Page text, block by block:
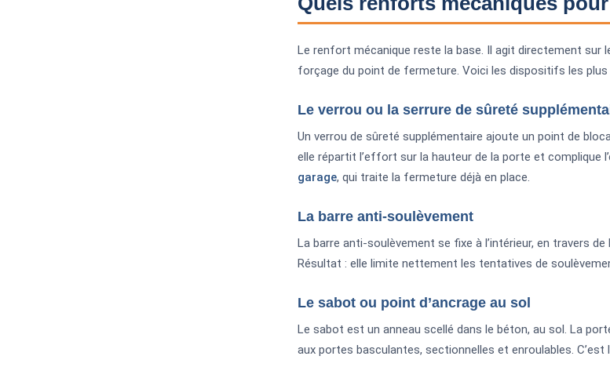
Le renfort mécanique reste la base. Il agit directement sur
forçage du point de fermeture. Voici les dispositifs les
Le verrou ou la serrure de sûreté
Un verrou de sûreté supplémentaire ajoute un point de
elle répartit l’effort sur la hauteur de la porte et complique
garage, qui traite la fermeture déjà en place.
La barre anti-soulèvement
La barre anti-soulèvement se fixe à l’intérieur, en travers
Résultat : elle limite nettement les tentatives de
Le sabot ou point d’ancrage au sol
Le sabot est un anneau scellé dans le béton, au sol. La
aux portes basculantes, sectionnelles et enroulables.